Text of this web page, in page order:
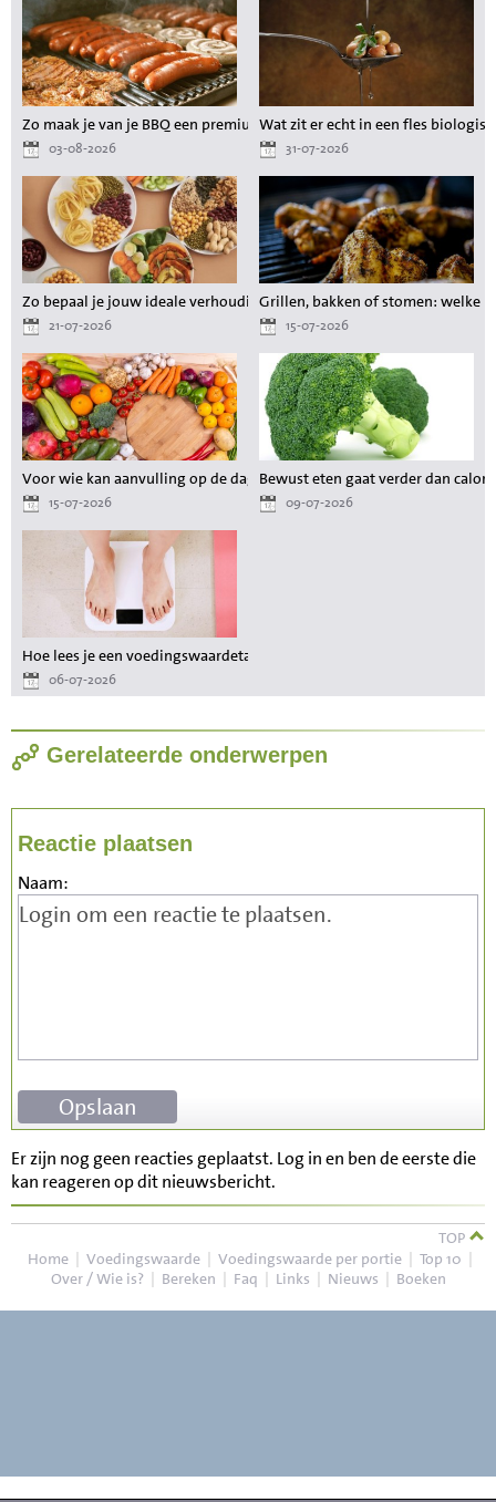
Zo maak je van je BBQ een premium maaltijd zonder gedoe
03-08-2026
Wat zit er echt in een fles
31-07-2026
Zo bepaal je jouw ideale verhouding aan voedingsstoffen tijdens het
21-07-2026
Grillen, bakken of stomen: welke
15-07-2026
Voor wie kan aanvulling op de dagelijkse voeding waardevol zijn?
15-07-2026
Bewust eten gaat verder dan
09-07-2026
Hoe lees je een voedingswaardetabel als je wilt afvallen?
06-07-2026
Gerelateerde onderwerpen
Reactie plaatsen
Naam:
Er zijn nog geen reacties geplaatst. Log in en ben de eerste die
kan reageren op dit nieuwsbericht.
TOP
Home | Voedingswaarde | Voedingswaarde per portie | Top 10 |
Over / Wie is? | Bereken | Faq | Links | Nieuws | Boeken